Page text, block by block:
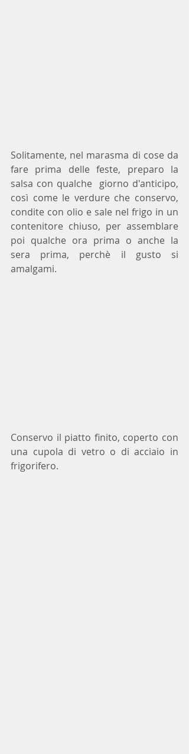
Solitamente, nel marasma di cose da
fare prima delle feste, preparo la
salsa con qualche  giorno d'anticipo,
così come le verdure che conservo,
condite con olio e sale nel frigo in un
contenitore chiuso, per assemblare
poi qualche ora prima o anche la
sera prima, perchè il gusto si
amalgami.
Conservo il piatto finito, coperto con
una cupola di vetro o di acciaio in
frigorifero.